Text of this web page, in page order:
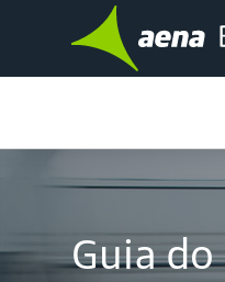
Guia